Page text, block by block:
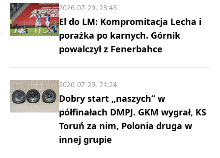
El do LM: Kompromitacja Lecha i
porażka po karnych. Górnik
powalczył z Fenerbahce
2026-07-29, 23:43
Dobry start „naszych” w
półfinałach DMPJ. GKM wygrał, KS
Toruń za nim, Polonia druga w
innej grupie
2026-07-29, 21:24